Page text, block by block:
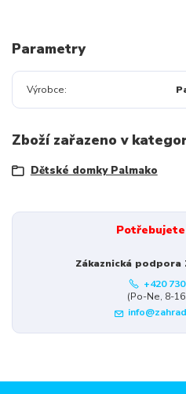
Parametry
Výrobce
Zboží zařazeno v
Dětské domky Palmako
Zákaznická podpora
+420
(Po-Ne, 8-